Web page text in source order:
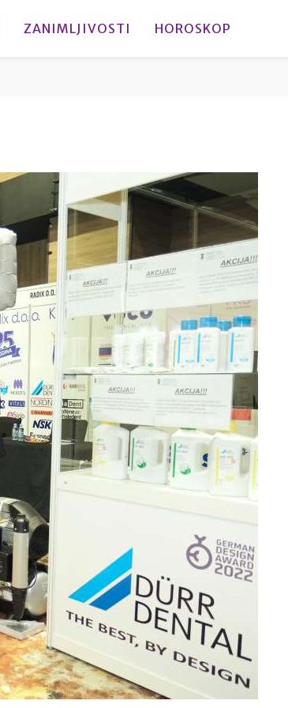
ZANIMLJIVOSTI HOROSKOP